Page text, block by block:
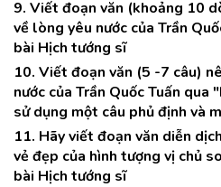
9. Viết đoạn văn (khoảng 10
về lòng yêu nước của Trần
bài Hịch tướng sĩ
10. Viết đoạn văn (5 -7 câu)
nước của Trần Quốc Tuấn
sử dụng một câu phủ định và
11. Hãy viết đoạn văn diễn
vẻ đẹp của hình tượng vị chủ
bài Hịch tướng sĩ